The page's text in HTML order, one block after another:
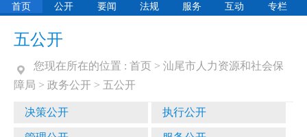
首页
公开
要闻
法规
服务
互动
专栏
五公开
您现在所在的位置 : 首页 > 汕尾市人力资源和社会保
障局 > 政务公开 > 五公开
决策公开 执行公开